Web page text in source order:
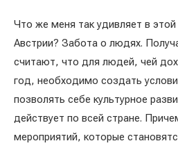
Что же меня так удивляет в этой
Австрии? Забота о людях.
считают, что для людей, чей
год, необходимо создать
позволять себе культурное
действует по всей стране.
мероприятий, которые